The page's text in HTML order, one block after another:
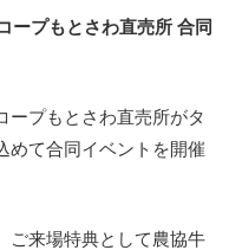
ープもとさわ直売所 合同
ープもとさわ直売所がタ
めて合同イベントを開催
ご来場特典として農協牛